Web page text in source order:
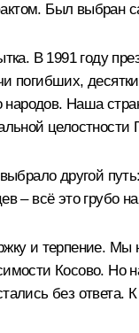
Был выбран
В 1991 году
народов. Наша
целостности
другой
– всё это
и терпение. Мы
Косово. Но
без